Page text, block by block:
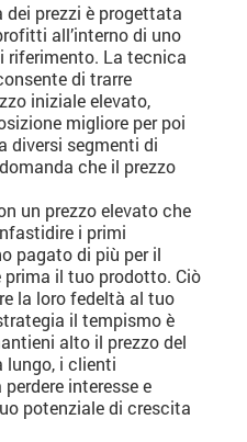
dei prezzi è progettata
all’interno di uno
riferimento. La tecnica
di trarre
iniziale elevato,
migliore per poi
diversi segmenti di
che il prezzo
un prezzo elevato che
i primi
pagato di più per il
prima il tuo prodotto. Ciò
la loro fedeltà al tuo
il tempismo è
alto il prezzo del
lungo, i clienti
interesse e
potenziale di crescita